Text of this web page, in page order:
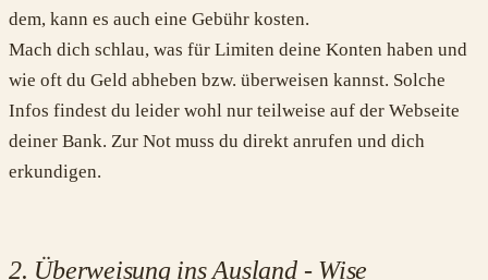
dem, kann es auch eine Gebühr kosten.
Mach dich schlau, was für Limiten deine Konten haben und
wie oft du Geld abheben bzw. überweisen kannst. Solche
Infos findest du leider wohl nur teilweise auf der Webseite
deiner Bank. Zur Not muss du direkt anrufen und dich
erkundigen.
2. Überweisung ins Ausland - Wise